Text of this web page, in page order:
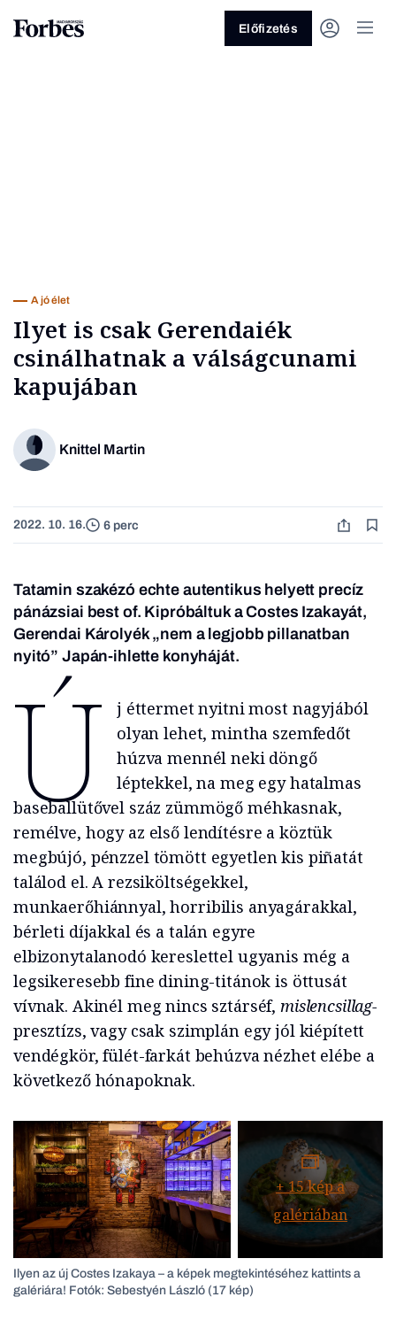
Előfizetés
A jó élet
Ilyet is csak Gerendaiék
csinálhatnak a válságcunami
kapujában
Knittel Martin
2022. 10. 16. 6 perc
Tatamin szakézó echte autentikus helyett precíz
pánázsiai best of. Kipróbáltuk a Costes Izakayát,
Gerendai Károlyék „nem a legjobb pillanatban
nyitó” Japán-ihlette konyháját.
Ú
j éttermet nyitni most nagyjából
olyan lehet, mintha szemfedőt
húzva mennél neki döngő
léptekkel, na meg egy hatalmas
baseballütővel száz zümmögő méhkasnak,
remélve, hogy az első lendítésre a köztük
megbújó, pénzzel tömött egyetlen kis piñatát
találod el. A rezsiköltségekkel,
munkaerőhiánnyal, horribilis anyagárakkal,
bérleti díjakkal és a talán egyre
elbizonytalanodó kereslettel ugyanis még a
legsikeresebb fine dining-titánok is öttusát
vívnak. Akinél meg nincs sztárséf, mislencsillag-
presztízs, vagy csak szimplán egy jól kiépített
vendégkör, fülét-farkát behúzva nézhet elébe a
következő hónapoknak.
+15kép a
galériában
Ilyen az új Costes Izakaya – a képek megtekintéséhez kattints a
galériára! Fotók: Sebestyén László (17 kép)